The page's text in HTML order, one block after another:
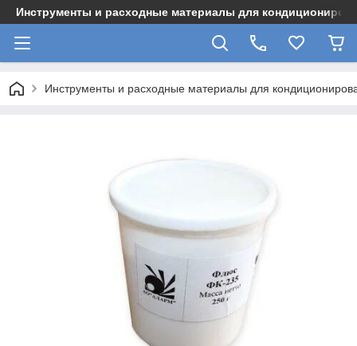
Инструменты и расходные материалы для
Инструменты и расходные материалы для